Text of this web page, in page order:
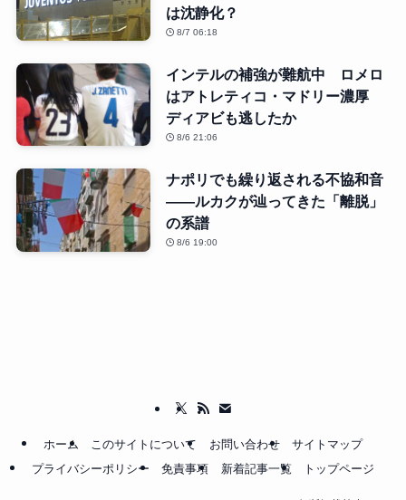
は沈静化？
8/7 06:18
インテルの補強が難航中 ロメロ
はアトレティコ・マドリー濃厚
ディアビも逃したか
8/6 21:06
ナポリでも繰り返される不協和音
――ルカクが辿ってきた「離脱」
の系譜
8/6 19:00
ホーム このサイトについて お問い合わせ
サイトマップ
プライバシーポリシー
免責事項 新着記事一覧 トップページ